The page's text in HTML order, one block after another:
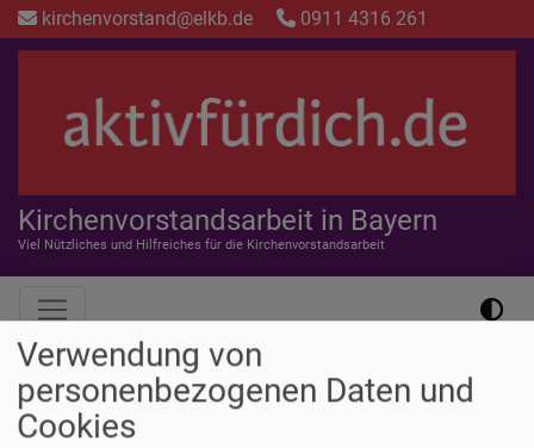
Direkt
zum
kirchenvorstand@elkb.de 0911 4316 261
Kirchenvorstandsarbeit in Bayern
Viel Nützliches und Hilfreiches für die Kirchenvorstandsarbeit
Hauptnavigation
Startseite KV-Wahl
Verwendung von
personenbezogenen Daten und
Cookies